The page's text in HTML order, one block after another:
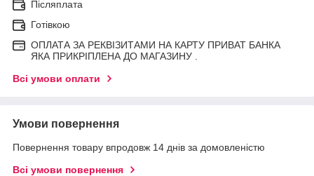
Післяплата
Готівкою
ОПЛАТА ЗА РЕКВІЗИТАМИ НА КАРТУ ПРИВАТ БАНКА
ЯКА ПРИКРІПЛЕНА ДО МАГАЗИНУ .
Всі умови оплати
Умови повернення
Повернення товару впродовж 14 днів за домовленістю
Всі умови повернення